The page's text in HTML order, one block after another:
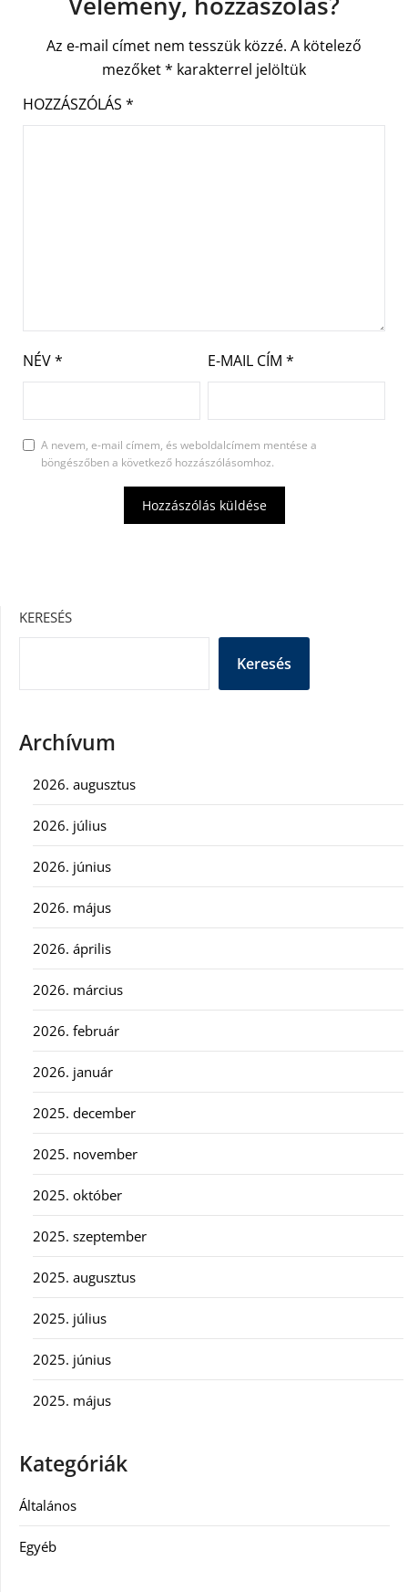
Az e-mail címet nem tesszük közzé. A kötelező
mezőket* karakterrel jelöltük
HOZZÁSZÓLÁS *
NÉV* E-MAIL CÍM *
A nevem, e-mail címem, és weboldalcímem mentése a
böngészőben a következő hozzászólásomhoz.
KERESÉS
Keresés
Archívum
2026. augusztus
2026. július
2026. június
2026. május
2026. április
2026. március
2026. február
2026. január
2025. december
2025. november
2025. október
2025. szeptember
2025. augusztus
2025. július
2025. június
2025. május
Kategóriák
Általános
Egyéb